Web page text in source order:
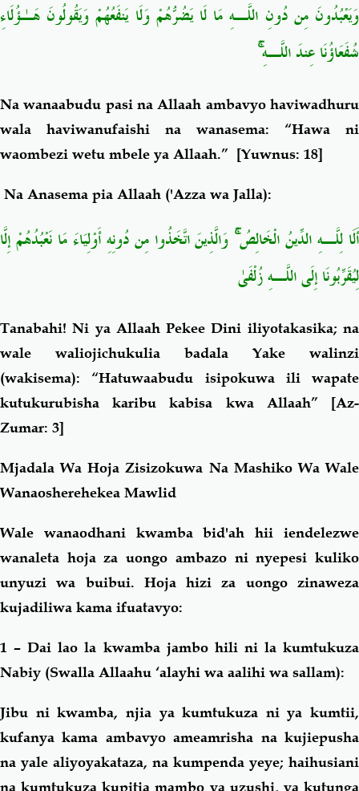
وَيَعْبُدُونَ مِن دُونِ اللَّـهِ مَا لَا يَضُرُّهُمْ وَلَا يَنفَعُهُمْ وَيَقُولُونَ هَـٰؤُلَاءِ
شُفَعَاؤُنَا عِندَ اللَّـهِۚ
Na wanaabudu pasi na Allaah ambavyo haviwadhuru
wala haviwanufaishi na wanasema: “Hawa ni
waombezi wetu mbele ya Allaah.” [Yuwnus: 18]
Na Anasema pia Allaah ('Azza wa Jalla):
أَلَا لِلَّـهِ الدِّينُ الْخَالِصُ ۚ وَالَّذِينَ اتَّخَذُوا مِن دُونِهِ أَوْلِيَاءَ مَا نَعْبُدُهُمْ إِلَّا
لِيُقَرِّبُونَا إِلَى اللَّـهِ زُلْفَىٰ
Tanabahi! Ni ya Allaah Pekee Dini iliyotakasika; na
wale waliojichukulia badala Yake walinzi
(wakisema): “Hatuwaabudu isipokuwa ili wapate
kutukurubisha karibu kabisa kwa Allaah”
[Az-
Zumar: 3]
Mjadala Wa Hoja Zisizokuwa Na Mashiko Wa Wale
Wanaosherehekea Mawlid
Wale wanaodhani kwamba bid'ah hii iendelezwe
wanaleta hoja za uongo ambazo ni nyepesi kuliko
unyuzi wa buibui. Hoja hizi za uongo zinaweza
kujadiliwa kama ifuatavyo:
1 – Dai lao la kwamba jambo hili ni la kumtukuza
Nabiy (Swalla Allaahu ‘alayhi wa aalihi wa sallam):
Jibu ni kwamba, njia ya kumtukuza ni ya kumtii,
kufanya kama ambavyo ameamrisha na kujiepusha
na yale aliyoyakataza, na kumpenda yeye; haihusiani
na kumtukuza kupitia mambo ya uzushi, ya kutunga